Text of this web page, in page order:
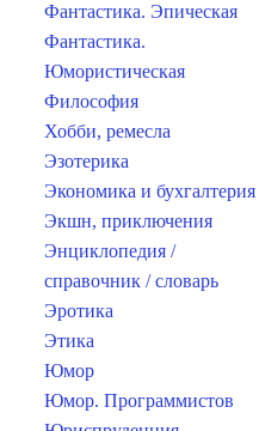
Фантастика. Эпическая
Фантастика.
Юмористическая
Философия
Хобби, ремесла
Эзотерика
Экономика и бухгалтерия
Экшн, приключения
Энциклопедия /
справочник / словарь
Эротика
Этика
Юмор
Юмор. Программистов